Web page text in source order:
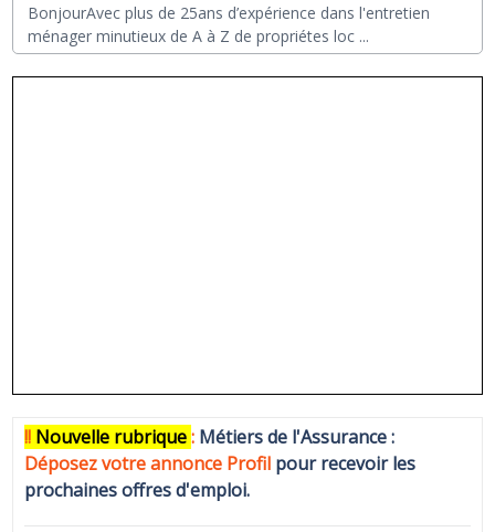
BonjourAvec plus de 25ans d’expérience dans l'entretien
ménager minutieux de A à Z de propriétes loc ...
!! Nouvelle rubrique: Métiers de l'Assurance :
Déposez votre annonce Profil pour recevoir les
prochaines offres d'emploi.